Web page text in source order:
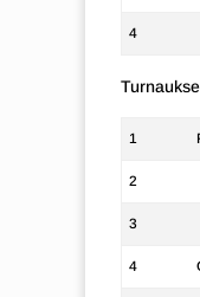
4
1
2
3
4